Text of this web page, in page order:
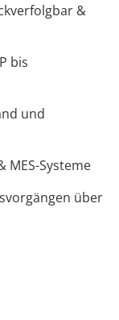
&
bis
und
MES-Systeme
über